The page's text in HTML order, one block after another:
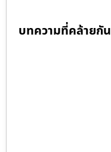
บทความที่คล้ายกัน